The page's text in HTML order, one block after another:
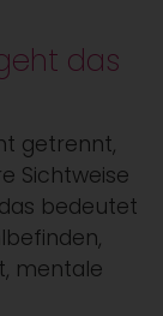
das
getrennt,
Sichtweise
bedeutet
mentale